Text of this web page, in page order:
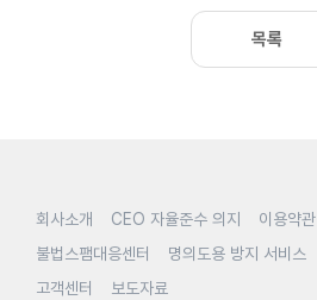
목록
회사소개 CEO 자율준수 의지 이용약관
불법스팸대응센터
명의도용 방지 서비스
고객센터
보도자료